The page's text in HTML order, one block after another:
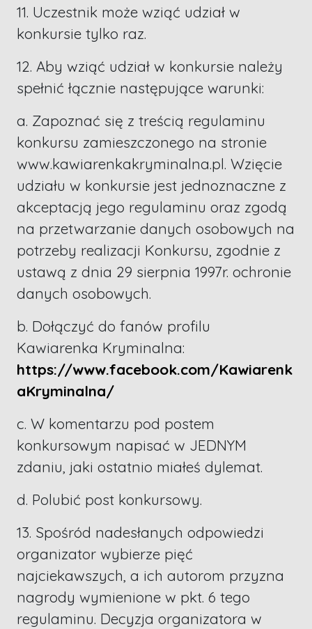
11. Uczestnik może wziąć udział w
konkursie tylko raz.
12. Aby wziąć udział w konkursie należy
spełnić łącznie następujące warunki:
a. Zapoznać się z treścią regulaminu
konkursu zamieszczonego na stronie
www.kawiarenkakryminalna.pl. Wzięcie
udziału w konkursie jest jednoznaczne z
akceptacją jego regulaminu oraz zgodą
na przetwarzanie danych osobowych na
potrzeby realizacji Konkursu, zgodnie z
ustawą z dnia 29 sierpnia 1997r. ochronie
danych osobowych.
b. Dołączyć do fanów profilu
Kawiarenka Kryminalna:
https://www.facebook.com/Kawiarenk
aKryminalna/
c. W komentarzu pod postem
konkursowym napisać w JEDNYM
zdaniu, jaki ostatnio miałeś dylemat.
d. Polubić post konkursowy.
13. Spośród nadesłanych odpowiedzi
organizator wybierze pięć
najciekawszych, a ich autorom przyzna
nagrody wymienione w pkt. 6 tego
regulaminu. Decyzja organizatora w